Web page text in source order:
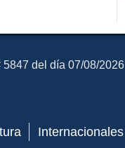
Diario
5847 del día 07/08/2026
Internacionales